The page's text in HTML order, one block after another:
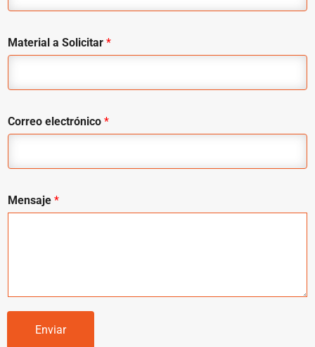
Material a Solicitar *
Correo electrónico *
Mensaje *
Enviar